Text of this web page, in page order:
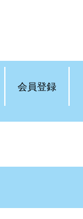
会員登録